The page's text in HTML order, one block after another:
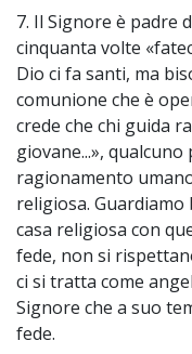
7. Il Signore è padre
cinquanta volte
Dio ci fa santi, ma
comunione che è
crede che chi guida
giovane...»,
ragionamento
religiosa.
casa religiosa con
fede, non si
ci si tratta come
Signore che a suo
fede.